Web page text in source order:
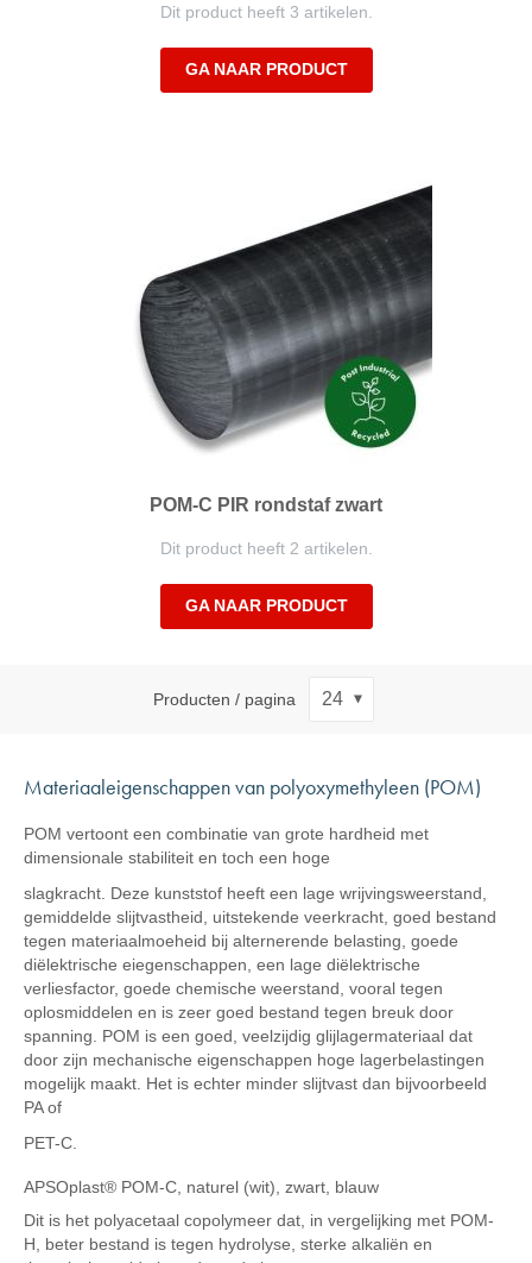
Dit product heeft 3 artikelen.
GA NAAR PRODUCT
POM-C PIR rondstaf zwart
Dit product heeft 2 artikelen.
GA NAAR PRODUCT
Producten / pagina
Materiaaleigenschappen van polyoxymethyleen (POM)
POM vertoont een combinatie van grote hardheid met
dimensionale stabiliteit en toch een hoge
slagkracht. Deze kunststof heeft een lage wrijvingsweerstand,
gemiddelde slijtvastheid, uitstekende veerkracht, goed bestand
tegen materiaalmoeheid bij alternerende belasting, goede
diëlektrische eiegenschappen, een lage diëlektrische
verliesfactor, goede chemische weerstand, vooral tegen
oplosmiddelen en is zeer goed bestand tegen breuk door
spanning. POM is een goed, veelzijdig glijlagermateriaal dat
door zijn mechanische eigenschappen hoge lagerbelastingen
mogelijk maakt. Het is echter minder slijtvast dan bijvoorbeeld
PA of
PET-C.
APSOplast® POM-C, naturel (wit), zwart, blauw
Dit is het polyacetaal copolymeer dat, in vergelijking met POM-
H, beter bestand is tegen hydrolyse, sterke alkaliën en